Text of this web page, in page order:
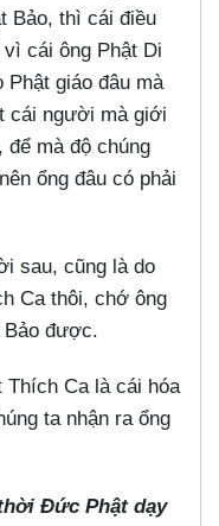
Bảo, thì cái điều
cái ông Phật Di
giáo đâu mà
cái người mà giới
mà độ chúng
ổng đâu có phải
sau, cũng là do
Ca thôi, chớ ông
Bảo được.
Thích Ca là cái hóa
ta nhận ra ổng
Đức Phật dạy